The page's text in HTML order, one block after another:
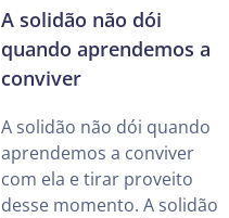
A solidão não dói
quando aprendemos a
conviver
A solidão não dói quando
aprendemos a conviver
com ela e tirar proveito
desse momento. A solidão